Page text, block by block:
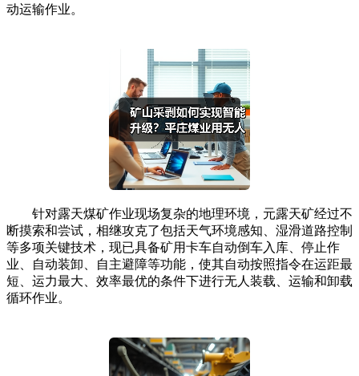
动运输作业。
针对露天煤矿作业现场复杂的地理环境，元露天矿经过不
断摸索和尝试，相继攻克了包括天气环境感知、湿滑道路控制
等多项关键技术，现已具备矿用卡车自动倒车入库、停止作
业、自动装卸、自主避障等功能，使其自动按照指令在运距最
短、运力最大、效率最优的条件下进行无人装载、运输和卸载
循环作业。